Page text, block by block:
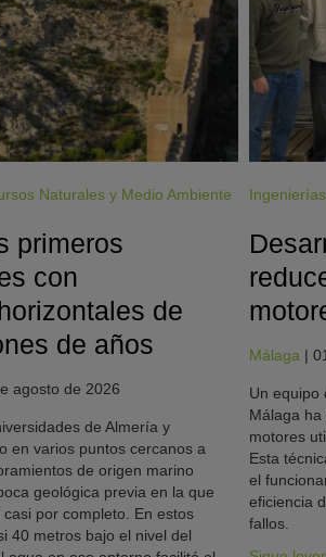
Naturales y Medio Ambiente
primeros
con
de
de años
agosto de 2026
de Almería y
en varios puntos cercanos a
de origen marino
geológica previa en la que
por completo. En estos
40 metros bajo el nivel del
Ingenierías
Málaga |
Un equipo
Málaga
motores
Esta
el
eficiencia
fallos.